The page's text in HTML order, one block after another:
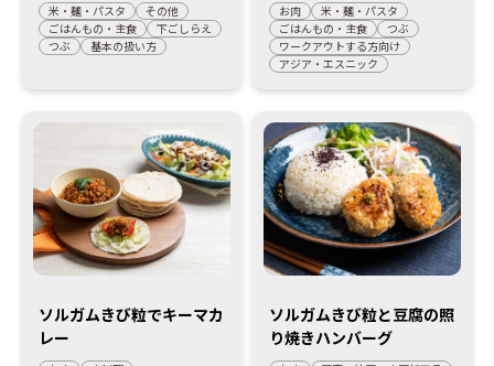
米・麺・パスタ
その他
ごはんもの・主食
下ごしらえ
つぶ
基本の扱い方
お肉
米・麺・パスタ
ごはんもの・主食
つぶ
ワークアウトする方向け
アジア・エスニック
ソルガムきび粒でキーマカ
レー
ソルガムきび粒と豆腐の照
り焼きハンバーグ